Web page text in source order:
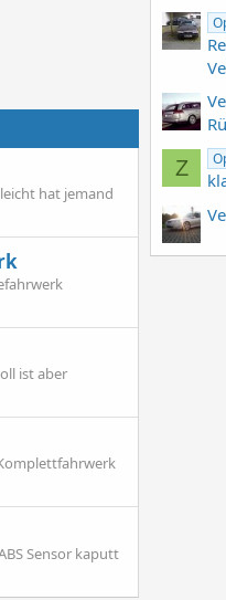
hat jemand
ist aber
Sensor kaputt
Z